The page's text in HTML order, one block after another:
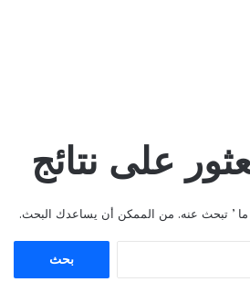
على نتائج
ما ’ تبحث عنه. من الممكن أن يساعدك البحث.